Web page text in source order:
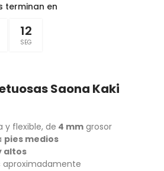
terminan en
12
SEG
Saona Kaki
y flexible, de 4 mm grosor
pies medios
altos
aproximadamente